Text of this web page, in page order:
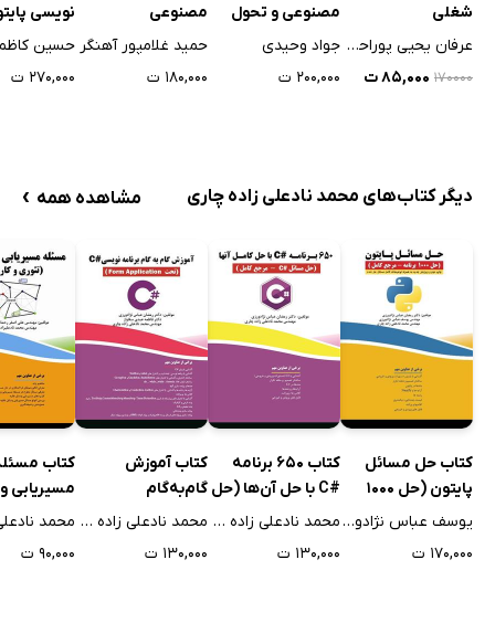
شغلی
عرفان یحیی پوراحمدی
۱۷۰۰۰۰ ۸۵,۰۰۰ ت
مصنوعی و تحول
دیجیتال
جواد وحیدی
۲۰۰,۰۰۰ ت
مصنوعی
حمید غلامپور آهنگر
۱۸۰,۰۰۰ ت
نویسی
زبان ساده
حسین
۲۷۰,۰۰۰ ت
دیگر کتاب‌های محمد نادعلی زاده چاری مشاهده همه ›
کتاب حل مسائل
پایتون (حل 1000
برنامه - مرجع
یوسف عباس نژادورزی
۱۷۰,۰۰۰ ت
کتاب 650 برنامه
#C با حل آن‌ها (حل
مسائل #C - مرجع محمد نادعلی زاده چاری
۱۳۰,۰۰۰ ت
کتاب آموزش
گام‌به‌گام
Application
محمد نادعلی زاده چاری
۱۳۰,۰۰۰ ت
کتاب
مسیریابی
نقلیه
۹۰,۰۰۰ ت